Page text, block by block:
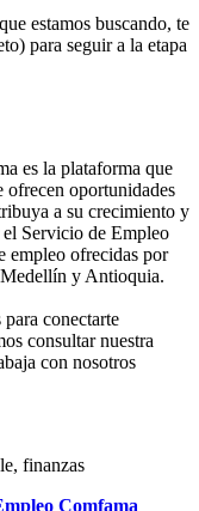
estamos buscando, te
para seguir a la etapa
es la plataforma que
ofrecen oportunidades
a su crecimiento y
Servicio de Empleo
empleo ofrecidas por
Medellín y Antioquia.
para conectarte
consultar nuestra
con nosotros
finanzas
Comfama